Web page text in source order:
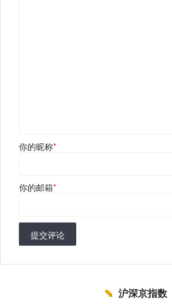
你的昵称*
你的邮箱*
提交评论
沪深京指数